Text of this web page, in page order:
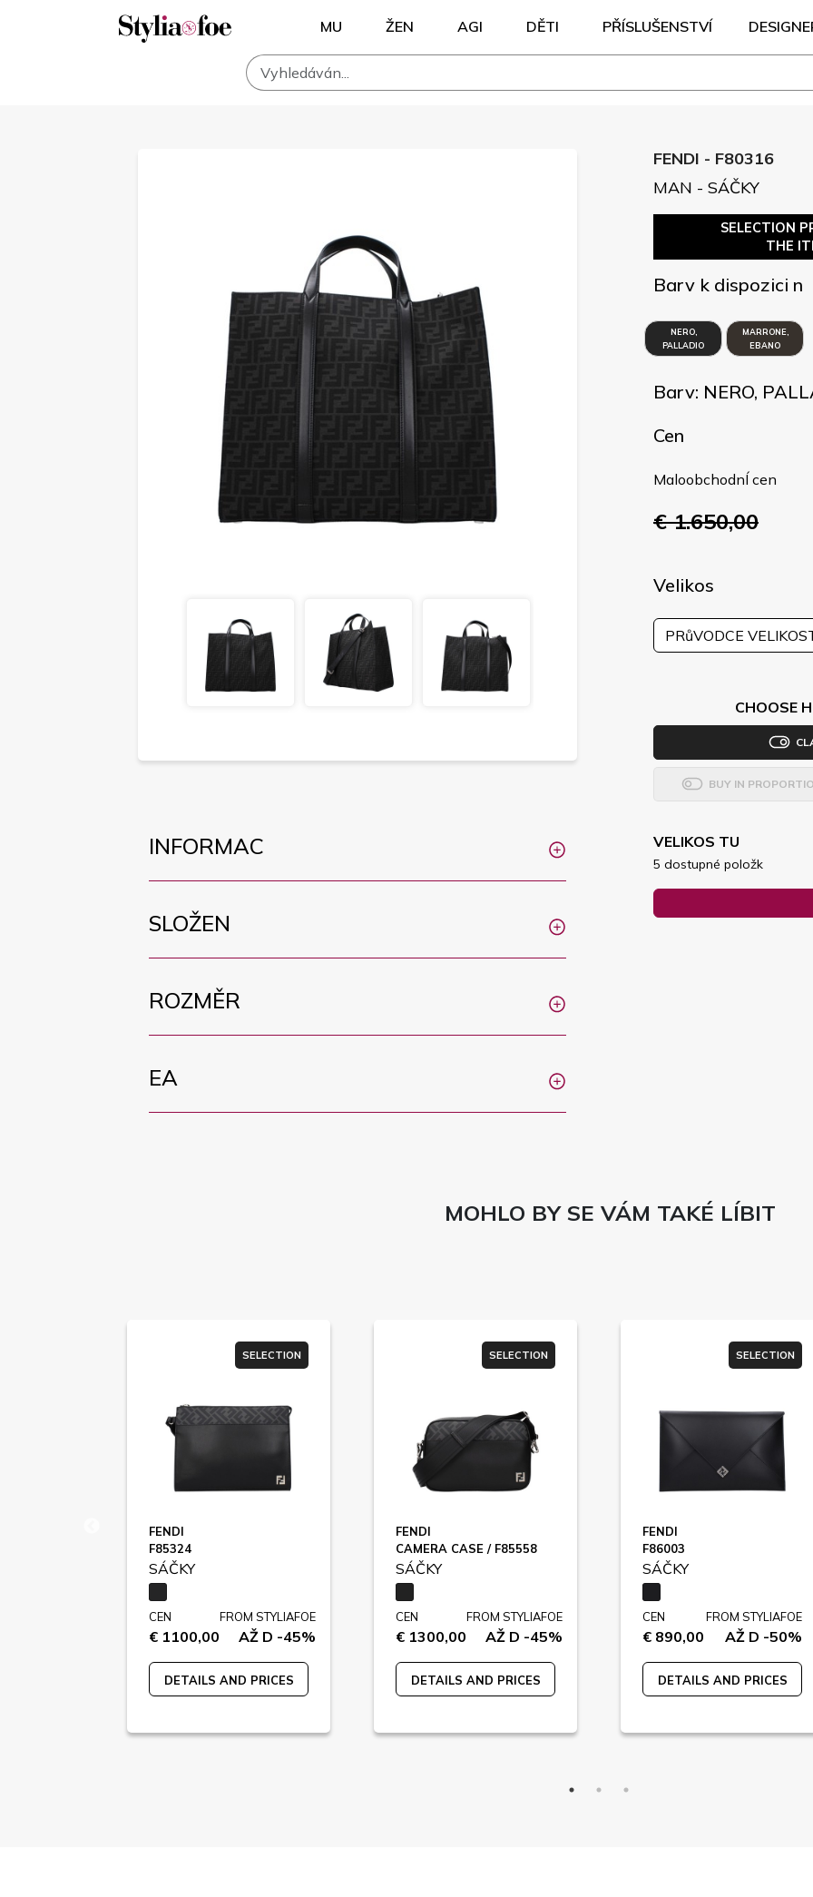
MU ŽEN AGI DĚTI PŘÍSLUŠENSTVÍ
INFORMAC
SLOŽEN
ROZMĚR
EA
FENDI - F80316
MAN - SÁČKY
SELECTION
THE
Barv k dispozici n
NERO,
PALLADIO
MARRONE,
EBANO
Barv: NERO,
Cen
MaloobchodnÍ cen
€ 1.650,00
Velikos
PRůVODCE
CHOOSE
BUY IN
VELIKOS TU
5 dostupné položk
MOHLO BY SE VÁM TAKÉ LÍBIT
SELECTION
FENDI
F85324
SÁČKY
CEN
€ 1100,00
FROM STYLIAFOE
AŽ D -45%
DETAILS AND PRICES
SELECTION
FENDI
CAMERA CASE / F85558
SÁČKY
CEN
€ 1300,00
FROM STYLIAFOE
AŽ D -45%
DETAILS AND PRICES
SELECTION
FENDI
F86003
SÁČKY
CEN
€ 890,00
FROM STYLIAFOE
AŽ D -50%
DETAILS AND PRICES